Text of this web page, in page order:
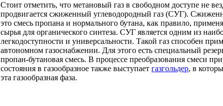
Стоит отметить, что метановый газ в свободном доступе не
продвигается сжиженный углеводородный газ (СУГ).
это смесь пропана и нормального бутана, как правило,
сырья для органического синтеза. СУГ является одним из
легкодоступности и универсальности. Такой газ способен
автономном газоснабжении. Для этого есть специальный
пропан-бутановая смесь. В процессе преобразования смеси
состояния в газообразное также выступаетгазгольдер, в
эта газообразная фаза.